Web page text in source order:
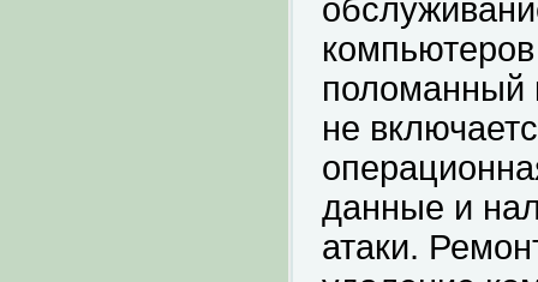
поломанный
не
данные и
атаки.